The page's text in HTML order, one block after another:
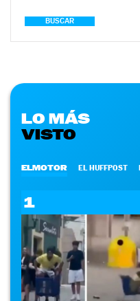
BUSCAR
LO MÁS
VISTO
ELMOTOR EL HUFFPOST
1